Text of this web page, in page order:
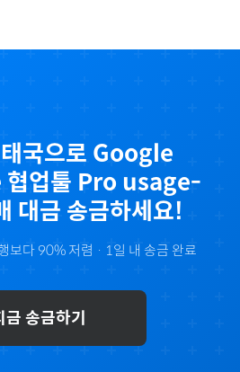
태국으로 Google
업툴 Pro usage-
대금 송금하세요!
보다 90% 저렴 · 1일 내 송금 완료
금 송금하기